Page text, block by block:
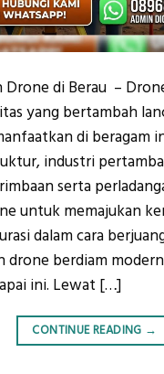
Drone di Berau –
yang bertambah
di beragam
industri
serta
untuk memajukan
dalam cara
drone berdiam
ini. Lewat […]
CONTINUE READING →